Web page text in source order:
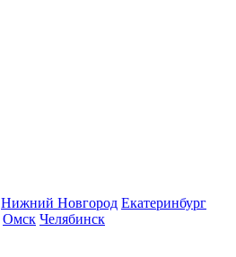
Нижний Новгород Екатеринбург
Омск Челябинск